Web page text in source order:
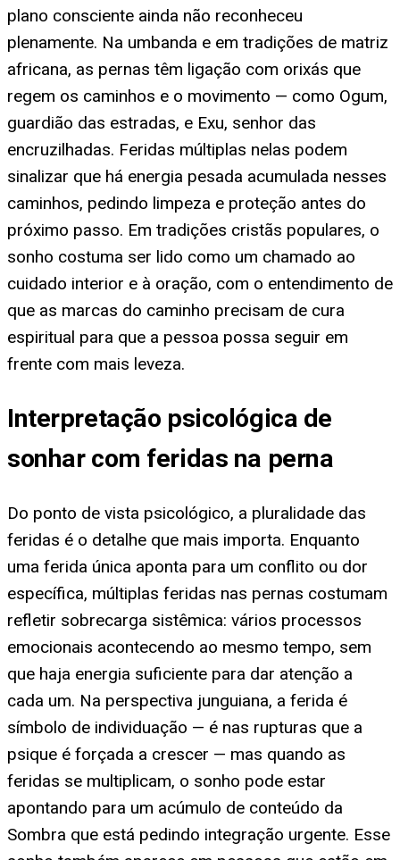
plano consciente ainda não reconheceu
plenamente. Na umbanda e em tradições de matriz
africana, as pernas têm ligação com orixás que
regem os caminhos e o movimento — como Ogum,
guardião das estradas, e Exu, senhor das
encruzilhadas. Feridas múltiplas nelas podem
sinalizar que há energia pesada acumulada nesses
caminhos, pedindo limpeza e proteção antes do
próximo passo. Em tradições cristãs populares, o
sonho costuma ser lido como um chamado ao
cuidado interior e à oração, com o entendimento de
que as marcas do caminho precisam de cura
espiritual para que a pessoa possa seguir em
frente com mais leveza.
Interpretação psicológica de
sonhar com feridas na perna
Do ponto de vista psicológico, a pluralidade das
feridas é o detalhe que mais importa. Enquanto
uma ferida única aponta para um conflito ou dor
específica, múltiplas feridas nas pernas costumam
refletir sobrecarga sistêmica: vários processos
emocionais acontecendo ao mesmo tempo, sem
que haja energia suficiente para dar atenção a
cada um. Na perspectiva junguiana, a ferida é
símbolo de individuação — é nas rupturas que a
psique é forçada a crescer — mas quando as
feridas se multiplicam, o sonho pode estar
apontando para um acúmulo de conteúdo da
Sombra que está pedindo integração urgente. Esse